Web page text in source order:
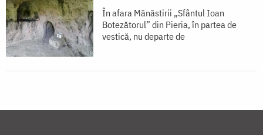
În afara Mănăstirii „Sfântul Ioan
Botezătorul” din Pieria, în partea de
vestică, nu departe de